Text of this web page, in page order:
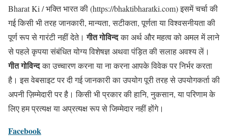
Bharat Ki / भक्ति भारत की (https://bhaktibharatki.com) इसमें चर्चा की
गई किसी भी तरह जानकारी, मान्यता, सटीकता, पूर्णता या विश्वसनीयता की
पूर्ण रूप से गारंटी नहीं देते।गीत गोविन्द का अर्थ और महत्व को अमल में लाने
से पहले कृपया संबंधित योग्य विशेषज्ञ अथवा पंड़ित की सलाह अवश्य लें।
गीत गोविन्द का उच्चारण करना या ना करना आपके विवेक पर निर्भर करता
है। इस वेबसाइट पर दी गई जानकारी का उपयोग पूरी तरह से उपयोगकर्ता की
अपनी ज़िम्मेदारी पर है। किसी भी प्रकार की हानि, नुकसान, या परिणाम के
लिए हम प्रत्यक्ष या अप्रत्यक्ष रूप से जिम्मेदार नहीं होंगे।
Facebook